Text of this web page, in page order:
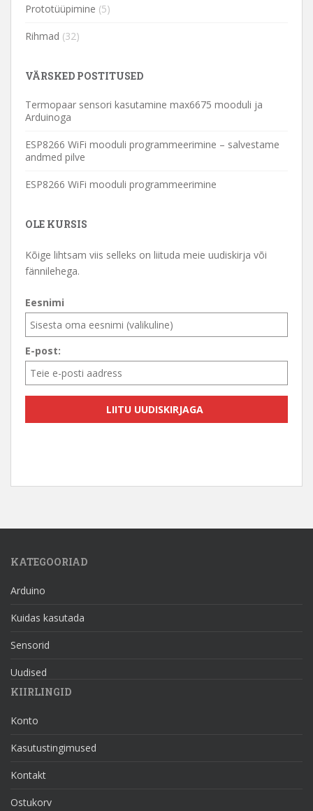
Prototüüpimine (5)
Rihmad (32)
VÄRSKED POSTITUSED
Termopaar sensori kasutamine max6675 mooduli ja
Arduinoga
ESP8266 WiFi mooduli programmeerimine – salvestame
andmed pilve
ESP8266 WiFi mooduli programmeerimine
OLE KURSIS
Kõige lihtsam viis selleks on liituda meie uudiskirja või
fännilehega.
Eesnimi
E-post:
KATEGOORIAD
Arduino
Kuidas kasutada
Sensorid
Uudised
KIIRLINGID
Konto
Kasutustingimused
Kontakt
Ostukorv